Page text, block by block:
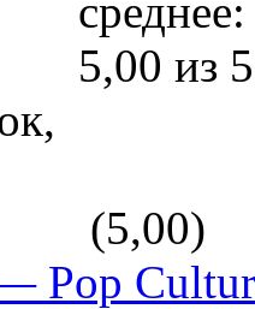
(5,00)
Pop